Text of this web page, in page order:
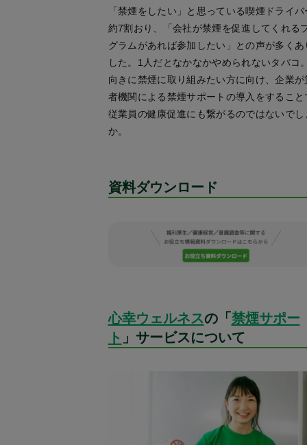
「禁煙をしたい」と思っている喫煙ドライバ
約7割おり、「会社が禁煙を促進してくれる
グラムがあれば参加したい」との声が多くあ
した。1人だとなかなかやめられないタバコ
向きに禁煙に取り組みたい方に向け、企業が
者機関による禁煙サポートの導入をすること
従業員の健康促進にも繋がるのではないでし
か。
資料ダウンロード
心幸ウェルネスの「禁煙サポー
ト 」サービスについて